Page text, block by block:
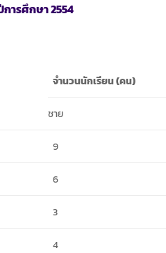
การศึกษา2554
จำนวนนักเรียน(คน)
ชาย
9
6
3
4